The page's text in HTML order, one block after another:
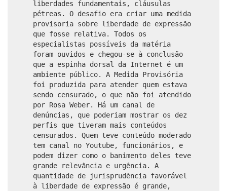
liberdades fundamentais, cláusulas
pétreas. O desafio era criar uma medida
provisoria sobre liberdade de expressão
que fosse relativa. Todos os
especialistas possíveis da matéria
foram ouvidos e chegou-se à conclusão
que a espinha dorsal da Internet é um
ambiente público. A Medida Provisória
foi produzida para atender quem estava
sendo censurado, o que não foi atendido
por Rosa Weber. Há um canal de
denúncias, que poderiam mostrar os dez
perfis que tiveram mais conteúdos
censurados. Quem teve conteúdo moderado
tem canal no Youtube, funcionários, e
podem dizer como o banimento deles teve
grande relevância e urgência. A
quantidade de jurisprudência favorável
à liberdade de expressão é grande,